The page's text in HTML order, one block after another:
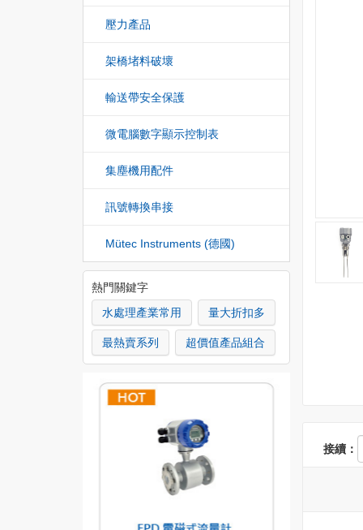
壓力產品
架橋堵料破壞
輸送帶安全保護
微電腦數字顯示控制表
集塵機用配件
訊號轉換串接
Mütec Instruments (德國)
熱門關鍵字
水處理產業常用
量大折扣多
最熱賣系列 超價值產品組合
接續：